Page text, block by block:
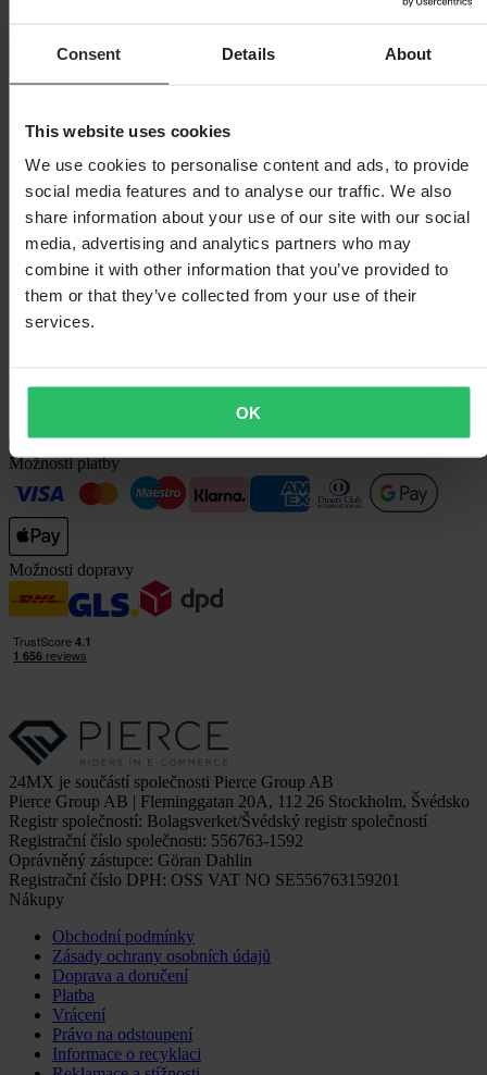
Consent Details About
This website uses cookies
We use cookies to personalise content and ads, to provide
social media features and to analyse our traffic. We also
share information about your use of our site with our social
media, advertising and analytics partners who may
combine it with other information that you’ve provided to
them or that they’ve collected from your use of their
services.
OK
Platba
Vrácení
Informace o recyklaci
Reklamace a stížnosti
Stav objednávky
Prohlášení o shodě
Zákaznická podpora
Otázky a odpovědi
Kontaktujte zákaznickou podporu
Práce v Pierce
Možnosti platby
Možnosti dopravy
24MX je součástí společnosti Pierce Group AB
Pierce Group AB | Fleminggatan 20A, 112 26 Stockholm, Švédsko
Registr společností: Bolagsverket/Švédský registr společností
Registrační číslo společnosti: 556763-1592
Oprávněný zástupce: Göran Dahlin
Registrační číslo DPH: OSS VAT NO SE556763159201
Nákupy
Obchodní podmínky
Zásady ochrany osobních údajů
Doprava a doručení
Platba
Vrácení
Právo na odstoupení
Informace o recyklaci